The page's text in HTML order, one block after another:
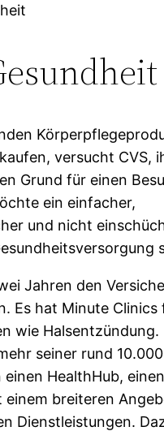
versucht CVS,
Grund für einen
ein einfacher,
und nicht
Jahren den
Es hat Minute Clinics
wie Halsentzündung.
seiner rund
einen HealthHub, einen
breiteren
Dienstleistungen.